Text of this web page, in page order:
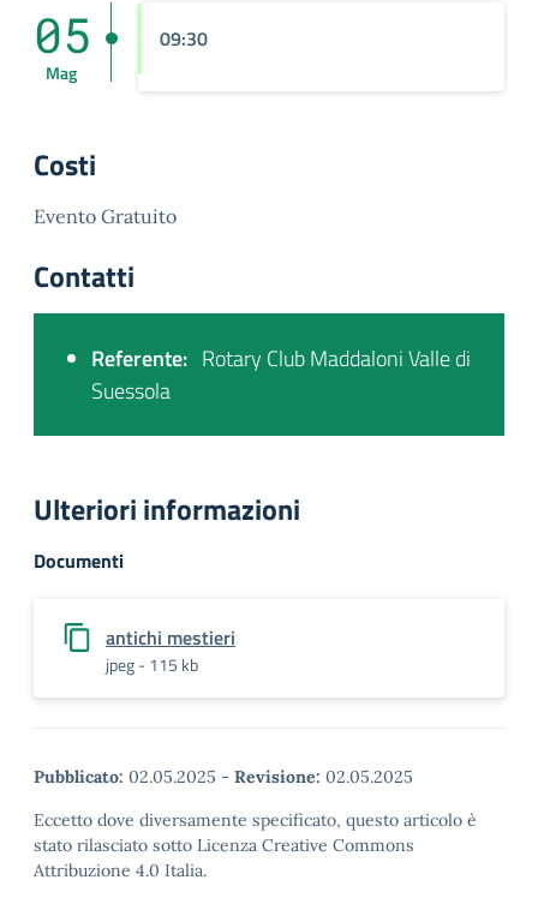
05
Mag
09:30
Costi
Evento Gratuito
Contatti
Referente: Rotary Club Maddaloni Valle di
Suessola
Ulteriori informazioni
Documenti
antichi mestieri
jpeg - 115 kb
Pubblicato: 02.05.2025 - Revisione: 02.05.2025
Eccetto dove diversamente specificato, questo articolo è
stato rilasciato sotto Licenza Creative Commons
Attribuzione 4.0 Italia.